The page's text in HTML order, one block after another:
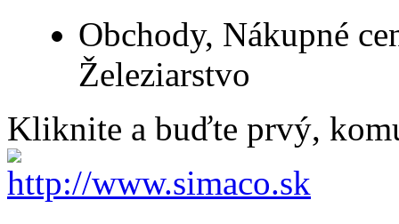
Obchody, Nákupné
Železiarstvo
Kliknite a buďte prvý,